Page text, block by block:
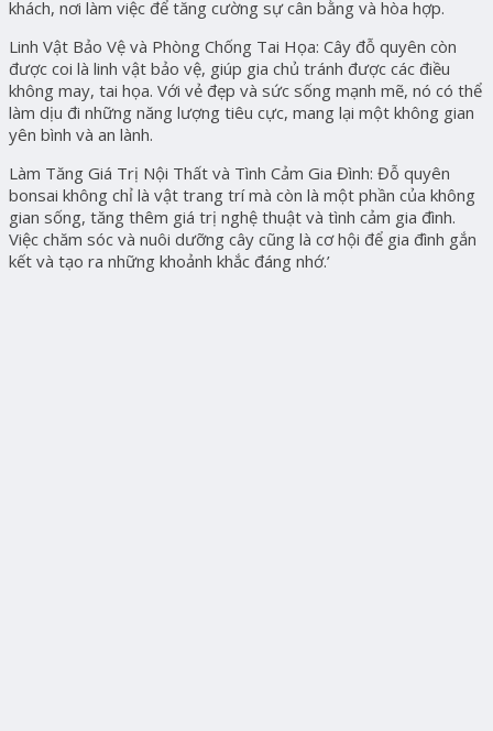
khách, nơi làm việc để tăng cường sự cân bằng và hòa hợp.
Linh Vật Bảo Vệ và Phòng Chống Tai Họa: Cây đỗ quyên còn
được coi là linh vật bảo vệ, giúp gia chủ tránh được các điều
không may, tai họa. Với vẻ đẹp và sức sống mạnh mẽ, nó có thể
làm dịu đi những năng lượng tiêu cực, mang lại một không gian
yên bình và an lành.
Làm Tăng Giá Trị Nội Thất và Tình Cảm Gia Đình: Đỗ quyên
bonsai không chỉ là vật trang trí mà còn là một phần của không
gian sống, tăng thêm giá trị nghệ thuật và tình cảm gia đình.
Việc chăm sóc và nuôi dưỡng cây cũng là cơ hội để gia đình gắn
kết và tạo ra những khoảnh khắc đáng nhớ.’